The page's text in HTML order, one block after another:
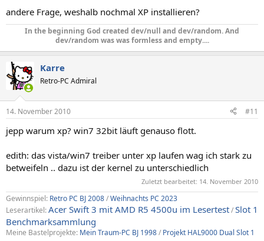
andere Frage, weshalb nochmal XP installieren?
In the beginning God created dev/null and dev/random. And
dev/random was was formless and empty....​
Karre
Retro-PC Admiral
14. November 2010 #11
jepp warum xp? win7 32bit läuft genauso flott.
edith: das vista/win7 treiber unter xp laufen wag ich stark zu
betweifeln .. dazu ist der kernel zu unterschiedlich
Zuletzt bearbeitet: 14. November 2010
Gewinnspiel: Retro PC BJ 2008/Weihnachts PC 2023
Leserartikel:Acer Swift 3 mit AMD R5 4500u im Lesertest/Slot 1
Benchmarksammlung
Meine Bastelprojekte: Mein Traum-PC BJ 1998/ Projekt HAL9000 Dual Slot 1